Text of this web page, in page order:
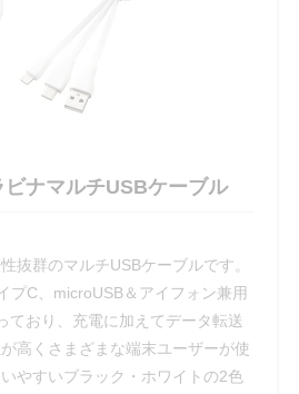
ナマルチUSBケーブル
抜群のマルチUSBケーブルです。
プC、microUSB＆アイフォン兼用
ており、充電に加えてデータ転送
高くさまざまな端末ユーザーが使
やすいブラック・ホワイトの2色